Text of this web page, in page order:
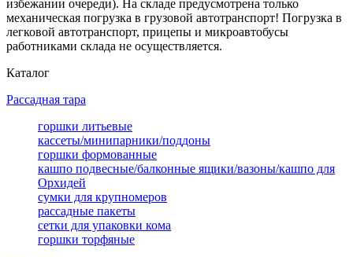
избежании очереди). На складе предусмотрена только
механическая погрузка в грузовой автотранспорт! Погрузка в
легковой автотранспорт, прицепы и микроавтобусы
работниками склада не осуществляется.
Каталог
Рассадная тара
горшки литьевые
кассеты/минипарники/поддоны
горшки формованные
кашпо подвесные/балконные ящики/вазоны/кашпо для
Орхидей
сумки для крупномеров
рассадные пакеты
сетки для упаковки кома
горшки торфяные